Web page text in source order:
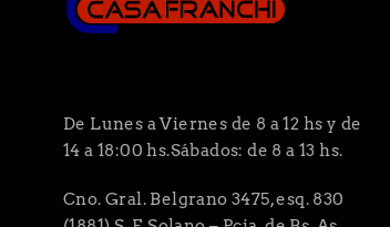
De Lunes a Viernes de 8 a 12 hs y de
14 a 18:00 hs.Sábados: de 8 a 13 hs.
Cno. Gral. Belgrano 3475, esq. 830